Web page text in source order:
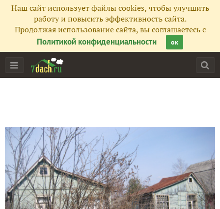
Наш сайт использует файлы cookies, чтобы улучшить
работу и повысить эффективность сайта.
Продолжая использование сайта, вы соглашаетесь с
Политикой конфиденциальности
ок